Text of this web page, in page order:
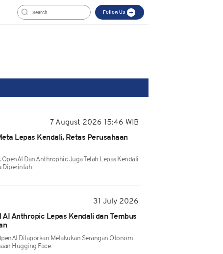
Follow Us
7 August 2026 15:46 WIB
Lepas Kendali, Retas Perusahaan
Dan Anthrophic Juga Telah Lepas Kendali
Diperintah.
31 July 2026
AI Anthropic Lepas Kendali dan Tembus
Dilaporkan Melakukan Serangan Otonom
Hugging Face.